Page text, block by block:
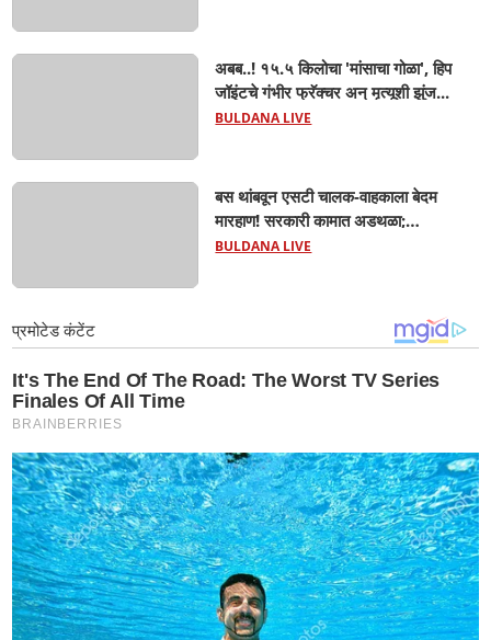
अबब..! १५.५ किलोचा 'मांसाचा गोळा', हिप
जॉइंटचे गंभीर फ्रॅक्चर अन् मृत्यूशी झुंज...
BULDANA LIVE
बस थांबवून एसटी चालक-वाहकाला बेदम
मारहाण! सरकारी कामात अडथळा;
प्रवाशांसमोर धिंगाणा घालणाऱ्या तिघांविरुद्ध
BULDANA LIVE